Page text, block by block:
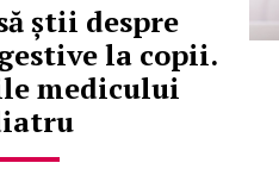
știi despre
la copii.
medicului